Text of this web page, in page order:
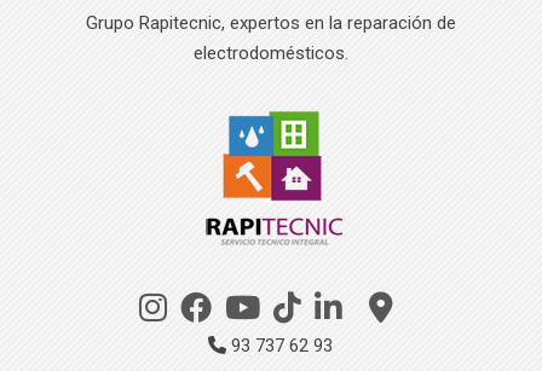
Grupo Rapitecnic, expertos en la reparación de
electrodomésticos.
93 737 62 93